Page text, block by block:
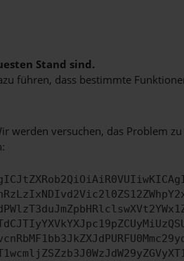
Stand sind.
führen, dass bestimmte
werden versuchen, das Problem